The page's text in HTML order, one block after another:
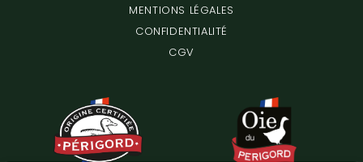
MENTIONS LÉGALES
CONFIDENTIALITÉ
CGV